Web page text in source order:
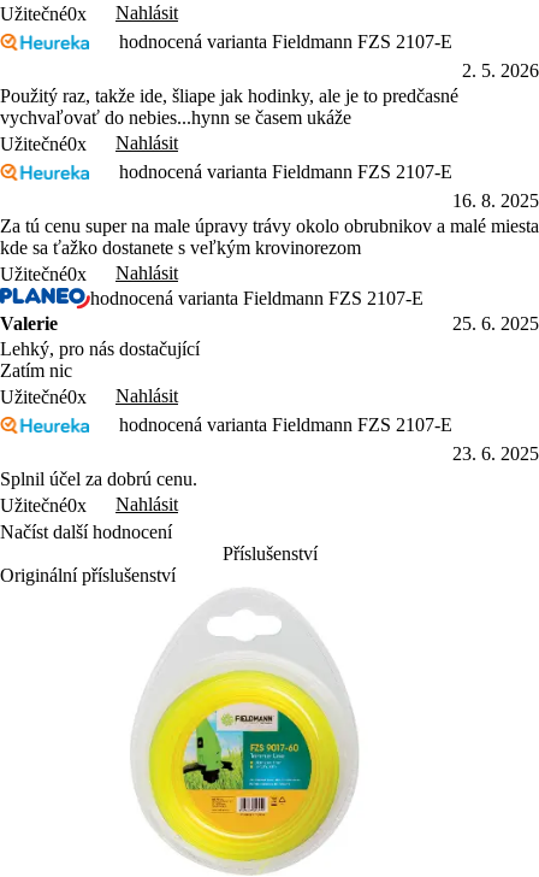
Užitečné0x
Nahlásit
hodnocená varianta Fieldmann FZS 2107-E
2. 5. 2026
Použitý raz, takže ide, šliape jak hodinky, ale je to predčasné
vychvaľovať do nebies...hynn se časem ukáže
Užitečné0x
Nahlásit
hodnocená varianta Fieldmann FZS 2107-E
16. 8. 2025
Za tú cenu super na male úpravy trávy okolo obrubnikov a malé miesta
kde sa ťažko dostanete s veľkým krovinorezom
Užitečné0x
Nahlásit
hodnocená varianta Fieldmann FZS 2107-E
Valerie
25. 6. 2025
Lehký, pro nás dostačující
Zatím nic
Užitečné0x
Nahlásit
hodnocená varianta Fieldmann FZS 2107-E
23. 6. 2025
Splnil účel za dobrú cenu.
Užitečné0x
Nahlásit
Načíst další hodnocení
Příslušenství
Originální příslušenství